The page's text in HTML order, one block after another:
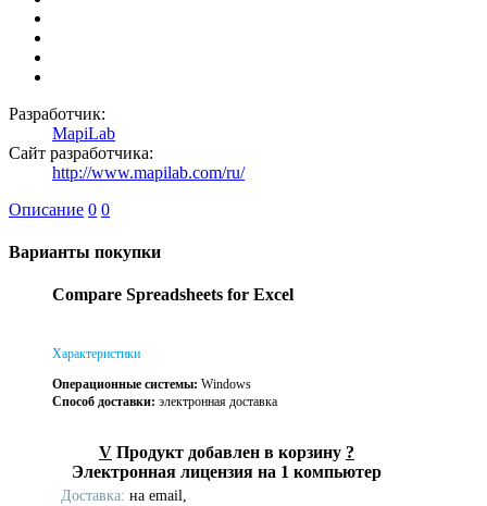
Разработчик:
MapiLab
Сайт разработчика:
http://www.mapilab.com/ru/
Описание 0 0
Варианты покупки
Compare Spreadsheets for Excel
Характеристики
Операционные системы: Windows
Способ доставки: электронная доставка
V Продукт добавлен в корзину ?
Электронная лицензия на 1 компьютер
Доставка: на email,